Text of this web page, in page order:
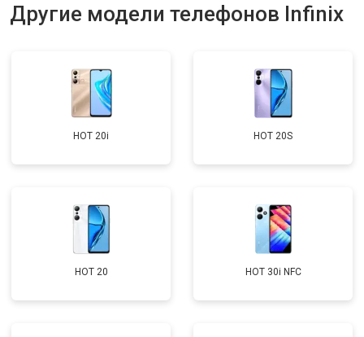
Другие модели телефонов Infinix
HOT 20i HOT 20S
HOT 20 HOT 30i NFC